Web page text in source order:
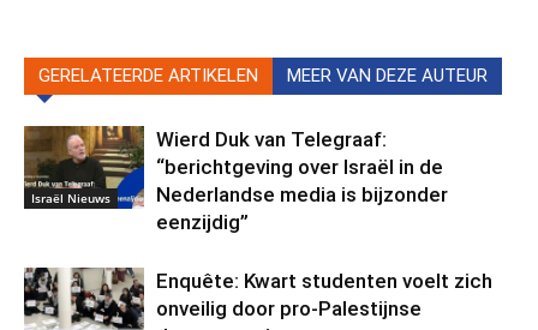
GERELATEERDE ARTIKELEN MEER VAN DEZE AUTEUR
Israël Nieuws
Wierd Duk van Telegraaf:
“berichtgeving over Israël in de
Nederlandse media is bijzonder
eenzijdig”
Enquête: Kwart studenten voelt zich
onveilig door pro-Palestijnse